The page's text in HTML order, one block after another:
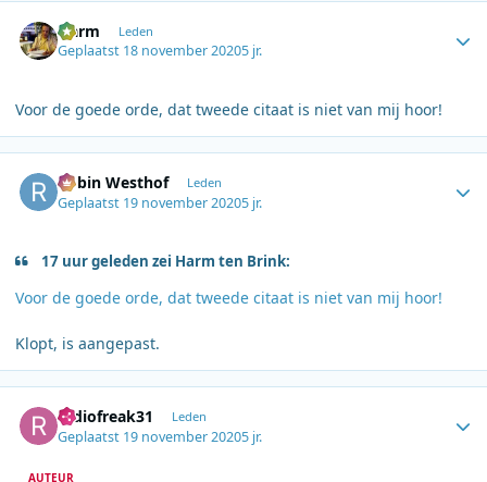
Harm Leden
Geplaatst 18 november 20205 jr.
Voor de goede orde, dat tweede citaat is niet van mij hoor!
Robin Westhof Leden
Geplaatst 19 november 20205 jr.
17 uur geleden zei Harm ten Brink:
Voor de goede orde, dat tweede citaat is niet van mij hoor!
Klopt, is aangepast.
radiofreak31 Leden
Geplaatst 19 november 20205 jr.
AUTEUR